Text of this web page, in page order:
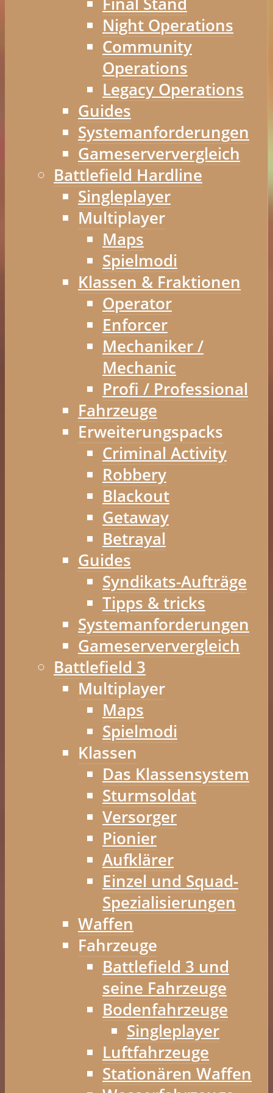
Night Operations
Community
Operations
Legacy Operations
Guides
Systemanforderungen
Gameserververgleich
Battlefield Hardline
Singleplayer
Multiplayer
Maps
Spielmodi
Klassen & Fraktionen
Operator
Enforcer
Mechaniker /
Mechanic
Profi / Professional
Fahrzeuge
Erweiterungspacks
Criminal Activity
Robbery
Blackout
Getaway
Betrayal
Guides
Syndikats-Aufträge
Tipps & tricks
Systemanforderungen
Gameserververgleich
Battlefield 3
Multiplayer
Maps
Spielmodi
Klassen
Das Klassensystem
Sturmsoldat
Versorger
Pionier
Aufklärer
Einzel und Squad-
Spezialisierungen
Waffen
Fahrzeuge
Battlefield 3 und
seine Fahrzeuge
Bodenfahrzeuge
Singleplayer
Luftfahrzeuge
Stationären Waffen